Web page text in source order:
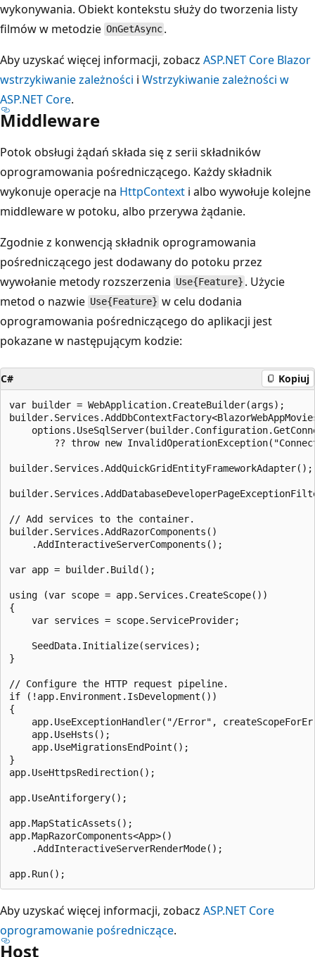
wykonywania. Obiekt kontekstu służy do tworzenia listy
filmów w metodzie OnGetAsync .
Aby uzyskać więcej informacji, zobacz ASP.NET Core Blazor
wstrzykiwanie zależności i Wstrzykiwanie zależności w
ASP.NET Core.
Middleware
Potok obsługi żądań składa się z serii składników
oprogramowania pośredniczącego. Każdy składnik
wykonuje operacje na HttpContext i albo wywołuje kolejne
middleware w potoku, albo przerywa żądanie.
Zgodnie z konwencją składnik oprogramowania
pośredniczącego jest dodawany do potoku przez
wywołanie metody rozszerzenia Use{Feature} . Użycie
metod o nazwie Use{Feature} w celu dodania
oprogramowania pośredniczącego do aplikacji jest
pokazane w następującym kodzie:
C# Kopiuj
var builder = WebApplication.CreateBuilder(args);
?? throw new
builder.Services.AddQuickGridEntityFrameworkAdapter();
// Add services to the container.
builder.Services.AddRazorComponents()
    .AddInteractiveServerComponents();
var app = builder.Build();
using (var scope = app.Services.CreateScope())
{
    var services = scope.ServiceProvider;
    SeedData.Initialize(services);
}
// Configure the HTTP request pipeline.
if (!app.Environment.IsDevelopment())
{
app.UseExceptionHandler("/Error",
    app.UseHsts();
    app.UseMigrationsEndPoint();
}
app.UseHttpsRedirection();
app.UseAntiforgery();
app.MapStaticAssets();
app.MapRazorComponents<App>()
    .AddInteractiveServerRenderMode();
Aby uzyskać więcej informacji, zobacz ASP.NET Core
oprogramowanie pośredniczące.
Host